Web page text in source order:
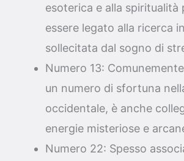
esoterica e alla spiritualità
essere legato alla ricerca
sollecitata dal sogno di
Numero 13:
un numero di sfortuna
occidentale, è anche
energie misteriose e
Numero 22: Spesso